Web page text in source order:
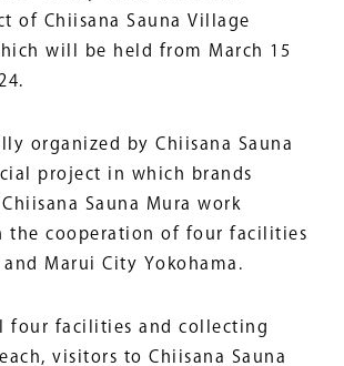
of Chiisana Sauna Village
will be held from March 15
organized by Chiisana Sauna
project in which brands
Sauna Mura work
the cooperation of four facilities
Marui City Yokohama.
four facilities and collecting
visitors to Chiisana Sauna